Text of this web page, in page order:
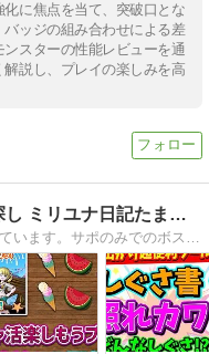
に焦点を当て、突破口とな
ッジの組み合わせによる差
スターの性能レビューを通
説し、プレイの楽しみを高
ドラクエ10 ミユリのおやつ探し ミリユナ日記たまにリオ
ドラクエ１０の攻略を日記風に書いています。サポのみでのボス挑戦や攻略情報などわかりやすく解説！キラキラマラソンの代表的な素材や各種オーブの価格情報を毎日更新中！